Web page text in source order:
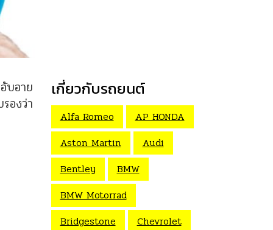
บอาย
องว่า
เกี่ยวกับรถยนต์
Alfa Romeo
AP HONDA
Aston Martin
Audi
Bentley
BMW
BMW Motorrad
Bridgestone
Chevrolet